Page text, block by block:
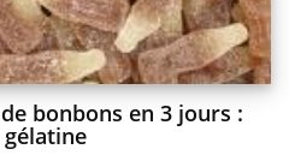
bonbons en 3 jours :